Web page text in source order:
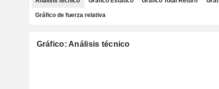
Gráfico de fuerza relativa
Gráfico: Análisis técnico